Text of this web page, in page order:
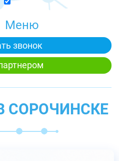
Меню
звонок
СОРОЧИНСКЕ